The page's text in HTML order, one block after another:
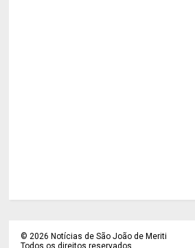
©2026 Notícias de São João de Meriti